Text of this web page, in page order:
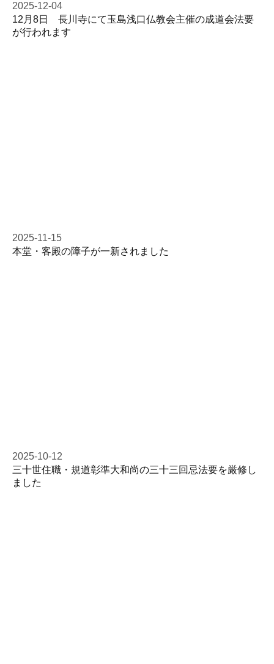
2025-12-04
12月8日 長川寺にて玉島浅口仏教会主催の成道会法要
が行われます
2025-11-15
本堂・客殿の障子が一新されました
2025-10-12
三十世住職・規道彰準大和尚の三十三回忌法要を厳修し
ました